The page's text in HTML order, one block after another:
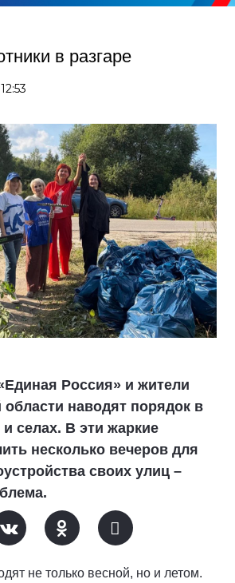
в разгаре
12:53
Россия» и жители
наводят порядок в
селах. В эти жаркие
несколько вечеров для
своих улиц –
не только весной, но и летом.